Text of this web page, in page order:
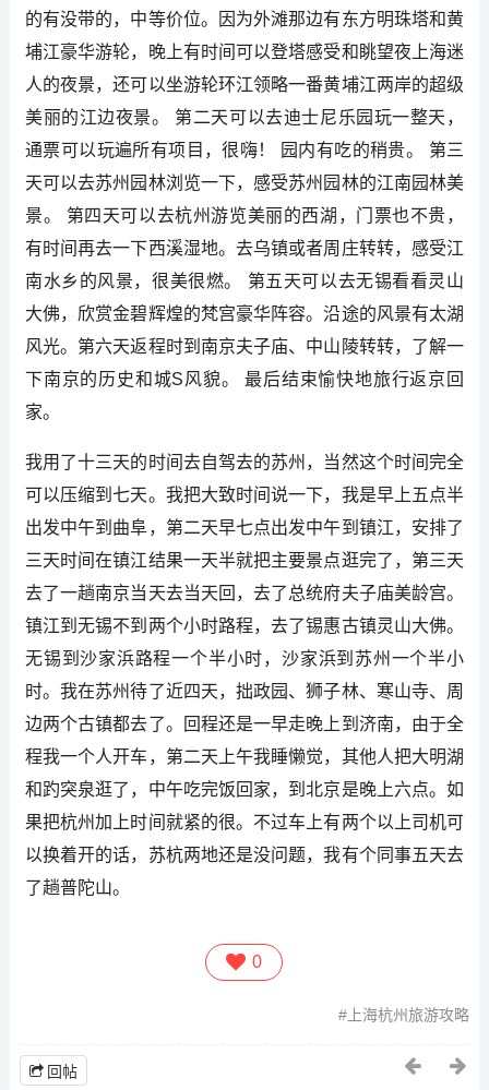
的有没带的，中等价位。因为外滩那边有东方明珠塔和黄
埔江豪华游轮，晚上有时间可以登塔感受和眺望夜上海迷
人的夜景，还可以坐游轮环江领略一番黄埔江两岸的超级
美丽的江边夜景。 第二天可以去迪士尼乐园玩一整天，
通票可以玩遍所有项目，很嗨！ 园内有吃的稍贵。 第三
天可以去苏州园林浏览一下，感受苏州园林的江南园林美
景。 第四天可以去杭州游览美丽的西湖，门票也不贵，
有时间再去一下西溪湿地。去乌镇或者周庄转转，感受江
南水乡的风景，很美很燃。 第五天可以去无锡看看灵山
大佛，欣赏金碧辉煌的梵宫豪华阵容。沿途的风景有太湖
风光。第六天返程时到南京夫子庙、中山陵转转，了解一
下南京的历史和城S风貌。 最后结束愉快地旅行返京回
家。
我用了十三天的时间去自驾去的苏州，当然这个时间完全
可以压缩到七天。我把大致时间说一下，我是早上五点半
出发中午到曲阜，第二天早七点出发中午到镇江，安排了
三天时间在镇江结果一天半就把主要景点逛完了，第三天
去了一趟南京当天去当天回，去了总统府夫子庙美龄宫。
镇江到无锡不到两个小时路程，去了锡惠古镇灵山大佛。
无锡到沙家浜路程一个半小时，沙家浜到苏州一个半小
时。我在苏州待了近四天，拙政园、狮子林、寒山寺、周
边两个古镇都去了。回程还是一早走晚上到济南，由于全
程我一个人开车，第二天上午我睡懒觉，其他人把大明湖
和趵突泉逛了，中午吃完饭回家，到北京是晚上六点。如
果把杭州加上时间就紧的很。不过车上有两个以上司机可
以换着开的话，苏杭两地还是没问题，我有个同事五天去
了趟普陀山。
0
上海杭州旅游攻略
回帖